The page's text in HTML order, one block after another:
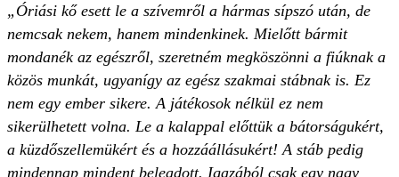
„Óriási kő esett le a szívemről a hármas sípszó után, de
nemcsak nekem, hanem mindenkinek. Mielőtt bármit
mondanék az egészről, szeretném megköszönni a fiúknak a
közös munkát, ugyanígy az egész szakmai stábnak is. Ez
nem egy ember sikere. A játékosok nélkül ez nem
sikerülhetett volna. Le a kalappal előttük a bátorságukért,
a küzdőszellemükért és a hozzáállásukért! A stáb pedig
mindennap mindent beleadott. Igazából csak egy nagy